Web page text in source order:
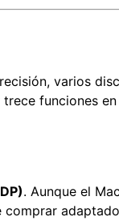
varios
funciones
. Aunque el